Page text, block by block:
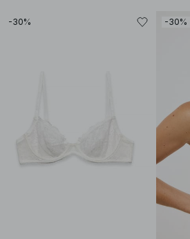
-30% -30%